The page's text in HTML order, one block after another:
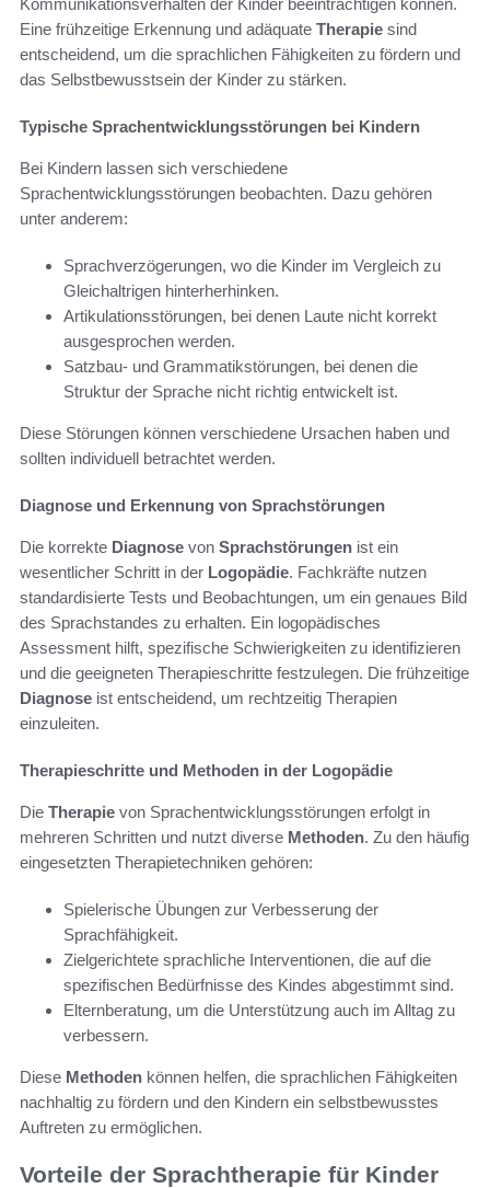
Eine frühzeitige Erkennung und adäquate Therapie sind
entscheidend, um die sprachlichen Fähigkeiten zu fördern und
das Selbstbewusstsein der Kinder zu stärken.
Typische Sprachentwicklungsstörungen bei Kindern
Bei Kindern lassen sich verschiedene
Sprachentwicklungsstörungen beobachten. Dazu gehören
unter anderem:
Sprachverzögerungen, wo die Kinder im Vergleich zu
Gleichaltrigen hinterherhinken.
Artikulationsstörungen, bei denen Laute nicht korrekt
ausgesprochen werden.
Satzbau- und Grammatikstörungen, bei denen die
Struktur der Sprache nicht richtig entwickelt ist.
Diese Störungen können verschiedene Ursachen haben und
sollten individuell betrachtet werden.
Diagnose und Erkennung von Sprachstörungen
Die korrekte Diagnose von Sprachstörungen ist ein
wesentlicher Schritt in der Logopädie. Fachkräfte nutzen
standardisierte Tests und Beobachtungen, um ein genaues Bild
des Sprachstandes zu erhalten. Ein logopädisches
Assessment hilft, spezifische Schwierigkeiten zu identifizieren
und die geeigneten Therapieschritte festzulegen. Die frühzeitige
Diagnose ist entscheidend, um rechtzeitig Therapien
einzuleiten.
Therapieschritte und Methoden in der Logopädie
Die Therapie von Sprachentwicklungsstörungen erfolgt in
mehreren Schritten und nutzt diverse Methoden. Zu den häufig
eingesetzten Therapietechniken gehören:
Spielerische Übungen zur Verbesserung der
Sprachfähigkeit.
Zielgerichtete sprachliche Interventionen, die auf die
spezifischen Bedürfnisse des Kindes abgestimmt sind.
Elternberatung, um die Unterstützung auch im Alltag zu
verbessern.
Diese Methoden können helfen, die sprachlichen Fähigkeiten
nachhaltig zu fördern und den Kindern ein selbstbewusstes
Auftreten zu ermöglichen.
Vorteile der Sprachtherapie für Kinder